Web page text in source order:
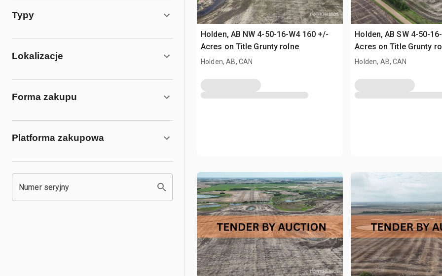
Typy
Lokalizacje
Forma zakupu
Platforma zakupowa
Numer seryjny
Holden, AB NW 4-50-16-W4 160 +/-
Acres on Title Grunty rolne
Holden, AB, CAN
Holden, AB SW 4-50-
Acres on Title Grunty
Holden, AB, CAN